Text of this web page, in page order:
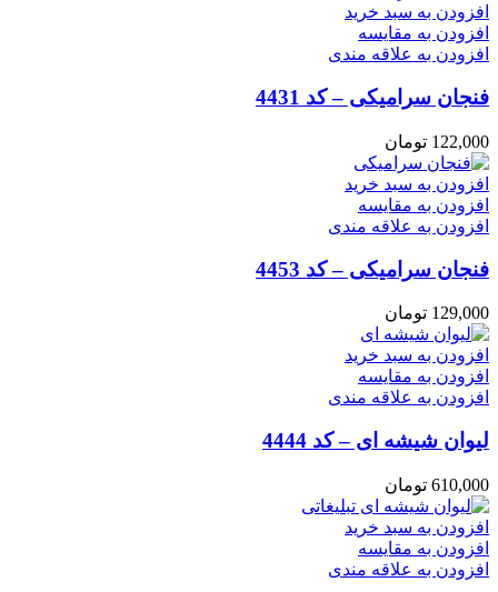
افزودن به سبد خرید
افزودن به مقایسه
افزودن به علاقه مندی
فنجان سرامیکی – کد 4431
122,000 تومان
افزودن به سبد خرید
افزودن به مقایسه
افزودن به علاقه مندی
فنجان سرامیکی – کد 4453
129,000 تومان
افزودن به سبد خرید
افزودن به مقایسه
افزودن به علاقه مندی
لیوان شیشه ای – کد 4444
610,000 تومان
افزودن به سبد خرید
افزودن به مقایسه
افزودن به علاقه مندی